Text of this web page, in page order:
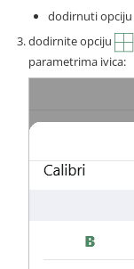
dodirnuti opciju
dodirnite opciju
parametrima ivica: